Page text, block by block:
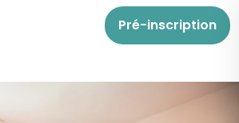
Pré-inscription